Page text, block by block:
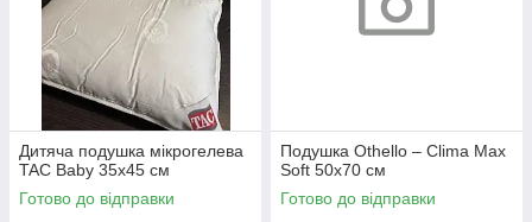
Дитяча подушка мікрогелева
TAC Baby 35х45 см
Готово до відправки
Подушка Othello – Clima Max
Soft 50х70 см
Готово до відправки